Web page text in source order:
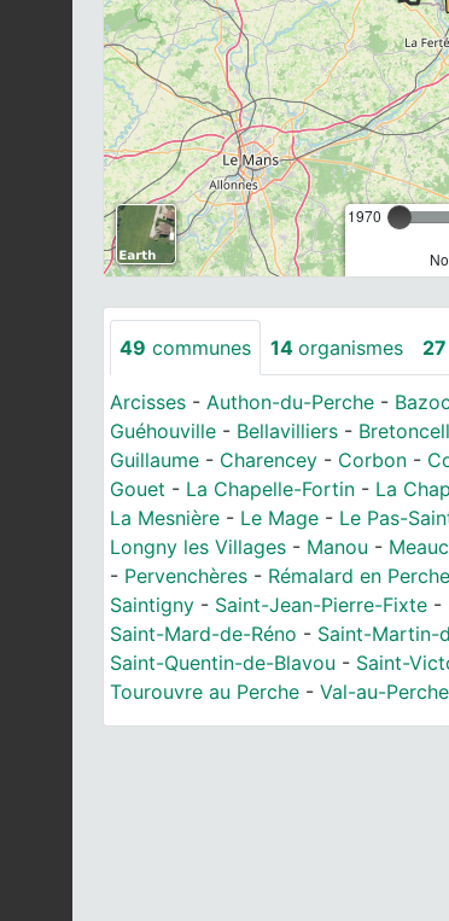
1970
49 communes 14 organismes 27
Arcisses - Authon-du-Perche -
Guéhouville - Bellavilliers -
Guillaume - Charencey - Corbon -
Gouet - La Chapelle-Fortin - La
La Mesnière - Le Mage - Le Pas-
Longny les Villages - Manou -
- Pervenchères - Rémalard en Perche
Saintigny - Saint-Jean-Pierre-Fixte -
Saint-Mard-de-Réno - Saint-Martin-
Saint-Quentin-de-Blavou - Saint-
Tourouvre au Perche - Val-au-Perche